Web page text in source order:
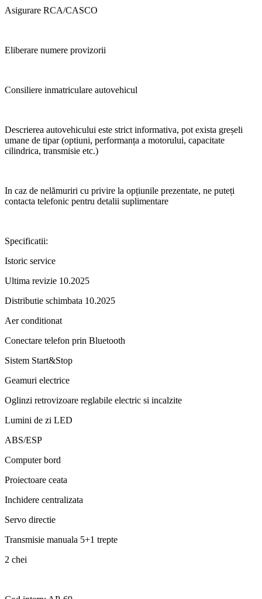
Asigurare RCA/CASCO
Eliberare numere provizorii
Consiliere inmatriculare autovehicul
Descrierea autovehicului este strict informativa, pot exista greșeli
umane de tipar (optiuni, performanța a motorului, capacitate
cilindrica, transmisie etc.)
In caz de nelămuriri cu privire la opțiunile prezentate, ne puteți
contacta telefonic pentru detalii suplimentare
Specificatii:
Istoric service
Ultima revizie 10.2025
Distributie schimbata 10.2025
Aer conditionat
Conectare telefon prin Bluetooth
Sistem Start&Stop
Geamuri electrice
Oglinzi retrovizoare reglabile electric si incalzite
Lumini de zi LED
ABS/ESP
Computer bord
Proiectoare ceata
Inchidere centralizata
Servo directie
Transmisie manuala 5+1 trepte
2 chei